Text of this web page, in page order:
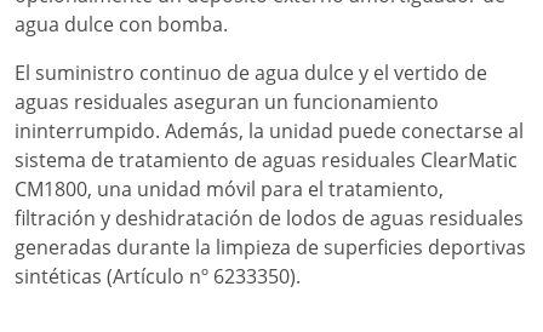
agua dulce con bomba.
El suministro continuo de agua dulce y el vertido de
aguas residuales aseguran un funcionamiento
ininterrumpido. Además, la unidad puede conectarse al
sistema de tratamiento de aguas residuales ClearMatic
CM1800, una unidad móvil para el tratamiento,
filtración y deshidratación de lodos de aguas residuales
generadas durante la limpieza de superficies deportivas
sintéticas (Artículo nº 6233350).